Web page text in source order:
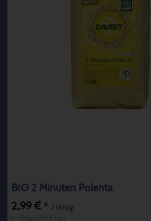
BIO 2 Minuten Polenta
2,99 € * / 500g